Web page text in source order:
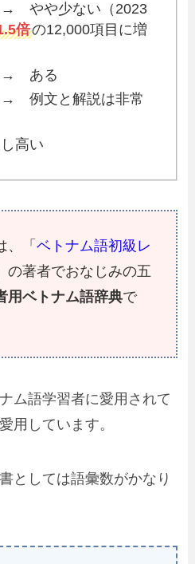
やや少ない（2023
倍の12,000項目に増
→ ある
例文と解説は非常
高い
、「ベトナム語初級レ
の著者でおなじみの五
用ベトナム語辞典で
ム語学習者に愛用されて
用しています。
としては語彙数がかなり